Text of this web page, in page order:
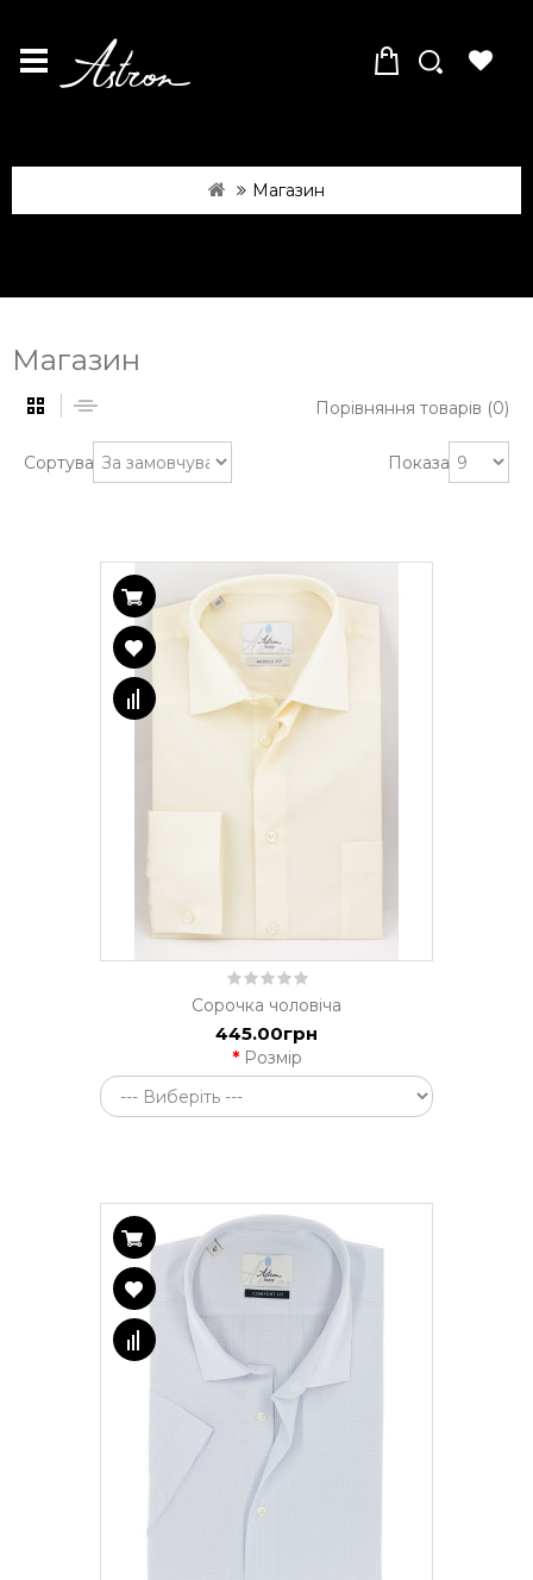
Магазин
Магазин
Порівняння товарів (0)
Сортувати: Показати
Сорочка чоловіча
445.00грн
Розмір